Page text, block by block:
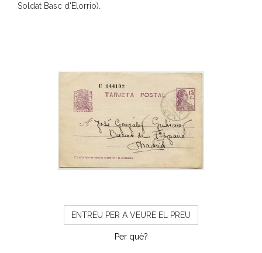
Soldat Basc d'Elorrio).
ENTREU PER A VEURE EL PREU
Per què?